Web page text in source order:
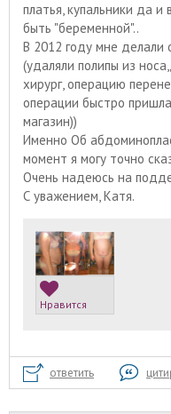
платья, купальники да
быть "беременной"..
В 2012 году мне
(удаляли полипы из
хирург, операцию
операции быстро
магазин))
Именно Об
момент я могу точно
Очень надеюсь на
С уважением, Катя.
Нравится
ответить